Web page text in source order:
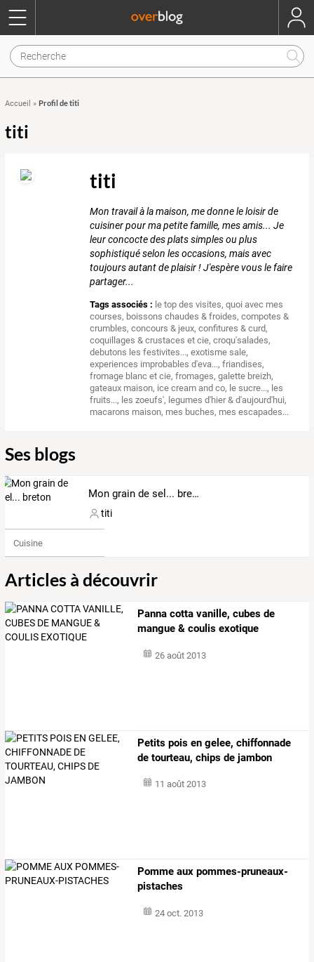
Accueil » Profil de titi
titi
titi
Mon travail à la maison, me donne le loisir de
cuisiner pour ma petite famille, mes amis... Je
leur concocte des plats simples ou plus
sophistiqué selon les occasions, mais avec
toujours autant de plaisir ! J'espère vous le faire
partager...
Tags associés : le top des visites,quoi avec mes
courses, boissons chaudes & froides,compotes &
crumbles,concours & jeux,confitures & curd,
coquillages & crustaces et cie,croqu'salades,
debutons les festivites...,exotisme sale,
experiences improbables d'eva...,friandises,
fromage blanc et cie,fromages,galette breizh,
gateaux maison, ice cream and co, le sucre..., les
fruits..., les zoeufs', legumes d'hier & d'aujourd'hui,
macarons maison, mes buches, mes escapades...
Ses blogs
Mon grain de sel... breton
titi
Cuisine
Articles à découvrir
Panna cotta vanille, cubes de
mangue & coulis exotique
26 août 2013
Petits pois en gelee, chiffonnade
de tourteau, chips de jambon
11 août 2013
Pomme aux pommes-pruneaux-
pistaches
24 oct. 2013